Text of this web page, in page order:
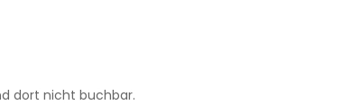
dort nicht buchbar.